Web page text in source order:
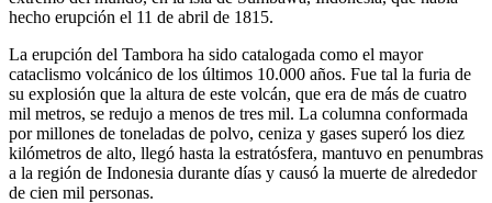
hecho erupción el 11 de abril de 1815.
La erupción del Tambora ha sido catalogada como el mayor
cataclismo volcánico de los últimos 10.000 años. Fue tal la furia de
su explosión que la altura de este volcán, que era de más de cuatro
mil metros, se redujo a menos de tres mil. La columna conformada
por millones de toneladas de polvo, ceniza y gases superó los diez
kilómetros de alto, llegó hasta la estratósfera, mantuvo en penumbras
a la región de Indonesia durante días y causó la muerte de alrededor
de cien mil personas.